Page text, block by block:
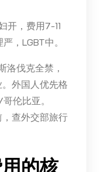
开，费用7-11
，LGBT中。
洛伐克全禁，
外国人优先格
伦比亚。
查外交部旅行
的核